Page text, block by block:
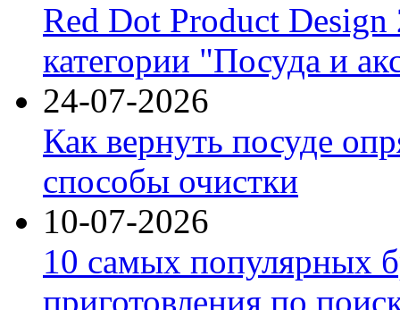
Red Dot Product Design
категории "Посуда и
24-07-2026
Как вернуть посуде
способы очистки
10-07-2026
10 самых популярных
приготовления по